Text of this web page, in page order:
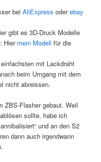
bei AliExpress oderebay
gibt es 3D-Druck Modelle
Hier mein Modell für die
mit Lackdraht
beim Umgang mit dem
nicht abreissen.
ZBS-Flasher gebaut. Weil
sollte, habe ich
und an den S2
dann auch irgendwann